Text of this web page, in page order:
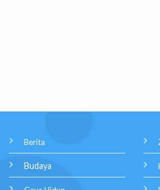
Berita
Budaya